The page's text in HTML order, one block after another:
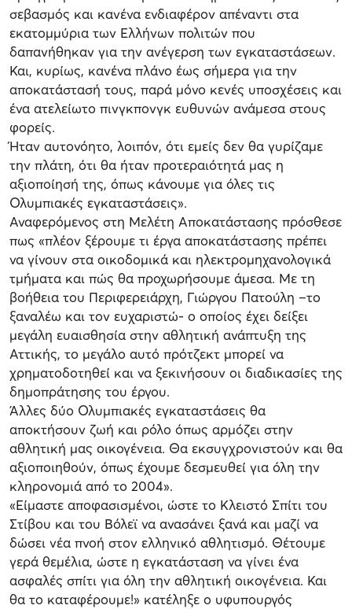
σεβασμός και κανένα ενδιαφέρον απέναντι στα
εκατομμύρια των Ελλήνων πολιτών που
δαπανήθηκαν για την ανέγερση των εγκαταστάσεων.
Και, κυρίως, κανένα πλάνο έως σήμερα για την
αποκατάστασή τους, παρά μόνο κενές υποσχέσεις και
ένα ατελείωτο πινγκπονγκ ευθυνών ανάμεσα στους
φορείς.
Ήταν αυτονόητο, λοιπόν, ότι εμείς δεν θα γυρίζαμε
την πλάτη, ότι θα ήταν προτεραιότητά μας η
αξιοποίησή της, όπως κάνουμε για όλες τις
Ολυμπιακές εγκαταστάσεις».
Αναφερόμενος στη Μελέτη Αποκατάστασης πρόσθεσε
πως «πλέον ξέρουμε τι έργα αποκατάστασης πρέπει
να γίνουν στα οικοδομικά και ηλεκτρομηχανολογικά
τμήματα και πώς θα προχωρήσουμε άμεσα. Με τη
βοήθεια του Περιφερειάρχη, Γιώργου Πατούλη –το
ξαναλέω και τον ευχαριστώ- ο οποίος έχει δείξει
μεγάλη ευαισθησία στην αθλητική ανάπτυξη της
Αττικής, το μεγάλο αυτό πρότζεκτ μπορεί να
χρηματοδοτηθεί και να ξεκινήσουν οι διαδικασίες της
δημοπράτησης του έργου.
Άλλες δύο Ολυμπιακές εγκαταστάσεις θα
αποκτήσουν ζωή και ρόλο όπως αρμόζει στην
αθλητική μας οικογένεια. Θα εκσυγχρονιστούν και θα
αξιοποιηθούν, όπως έχουμε δεσμευθεί για όλη την
κληρονομιά από το 2004».
«Είμαστε αποφασισμένοι, ώστε το Κλειστό Σπίτι του
Στίβου και του Βόλεϊ να ανασάνει ξανά και μαζί να
δώσει νέα πνοή στον ελληνικό αθλητισμό. Θέτουμε
γερά θεμέλια, ώστε η εγκατάσταση να γίνει ένα
ασφαλές σπίτι για όλη την αθλητική οικογένεια. Και
θα το καταφέρουμε!» κατέληξε ο υφυπουργός